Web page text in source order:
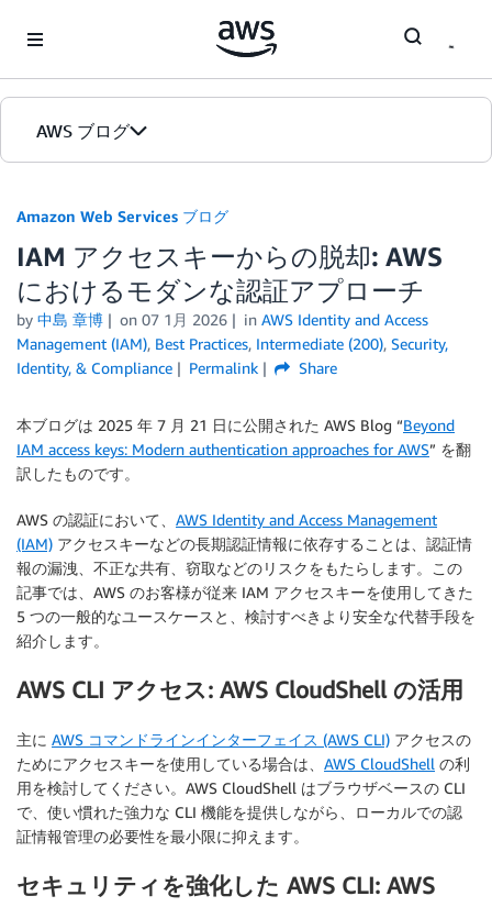
AWS ブログ
カテゴリ
エディション
Amazon Web Services ブログ
IAM アクセスキーからの脱却: AWS
におけるモダンな認証アプローチ
by 中島 章博 on 07 1月 2026 in AWS Identity and Access
Management (IAM), Best Practices, Intermediate (200), Security,
Identity, & Compliance
Permalink Share
本ブログは 2025 年 7 月 21 日に公開された AWS Blog “Beyond
IAM access keys: Modern authentication approaches for AWS” を翻
訳したものです。
AWS の認証において、 AWS Identity and Access Management
(IAM) アクセスキーなどの長期認証情報に依存することは、認証情
報の漏洩、不正な共有、窃取などのリスクをもたらします。この
記事では、AWS のお客様が従来 IAM アクセスキーを使用してきた
5 つの一般的なユースケースと、検討すべきより安全な代替手段を
紹介します。
AWS CLI アクセス: AWS CloudShell の活用
主に AWS コマンドラインインターフェイス (AWS CLI) アクセスの
ためにアクセスキーを使用している場合は、 AWS CloudShell の利
用を検討してください。AWS CloudShell はブラウザベースの CLI
で、使い慣れた強力な CLI 機能を提供しながら、ローカルでの認
証情報管理の必要性を最小限に抑えます。
セキュリティを強化した AWS CLI: AWS